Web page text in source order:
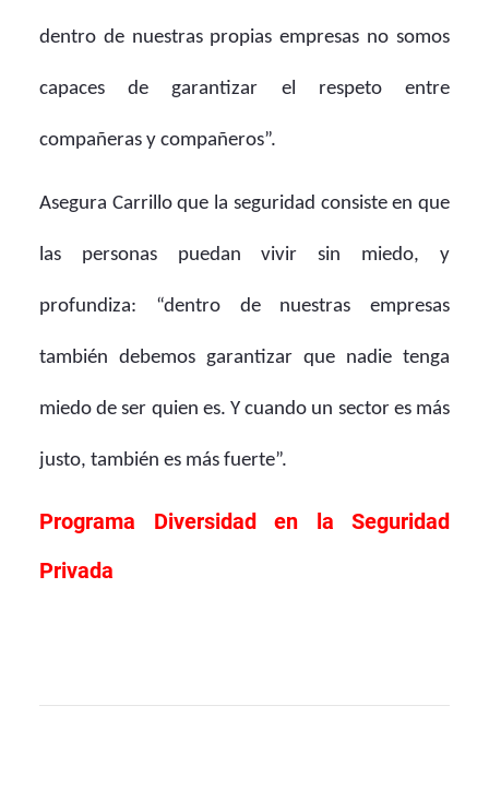
dentro de nuestras propias empresas no somos
capaces de garantizar el respeto entre
compañeras y compañeros”.
Asegura Carrillo que la seguridad consiste en que
las personas puedan vivir sin miedo, y
profundiza: “dentro de nuestras empresas
también debemos garantizar que nadie tenga
miedo de ser quien es. Y cuando un sector es más
justo, también es más fuerte”.
Programa Diversidad en la Seguridad
Privada